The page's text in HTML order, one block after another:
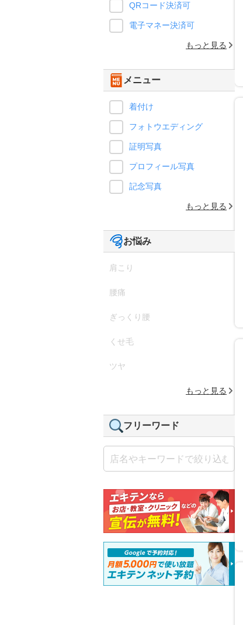
QRコード決済可
電子マネー決済可
もっと見る
メニュー
着付け
フォトウエディング
証明写真
プロフィール写真
記念写真
もっと見る
お悩み
肩こり
腰痛
ぎっくり腰
くせ毛
ツヤ
もっと見る
フリーワード